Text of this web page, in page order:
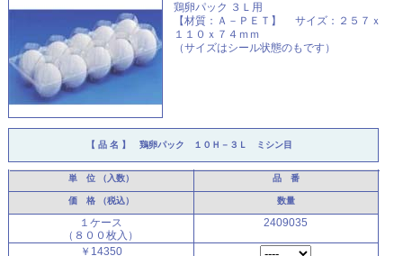
鶏卵パック ３Ｌ用
【材質：Ａ－ＰＥＴ】 サイズ：２５７ｘ
１１０ｘ７４ｍｍ
（サイズはシール状態のもです）
【 品 名 】 鶏卵パック １０Ｈ－３Ｌ ミシン目
単 位（入数） 品 番
価 格（税込） 数量
１ケース
（８００枚入）
2409035
￥14350